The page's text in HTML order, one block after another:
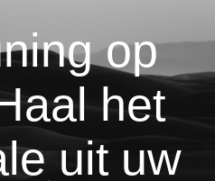
op
het
uit uw